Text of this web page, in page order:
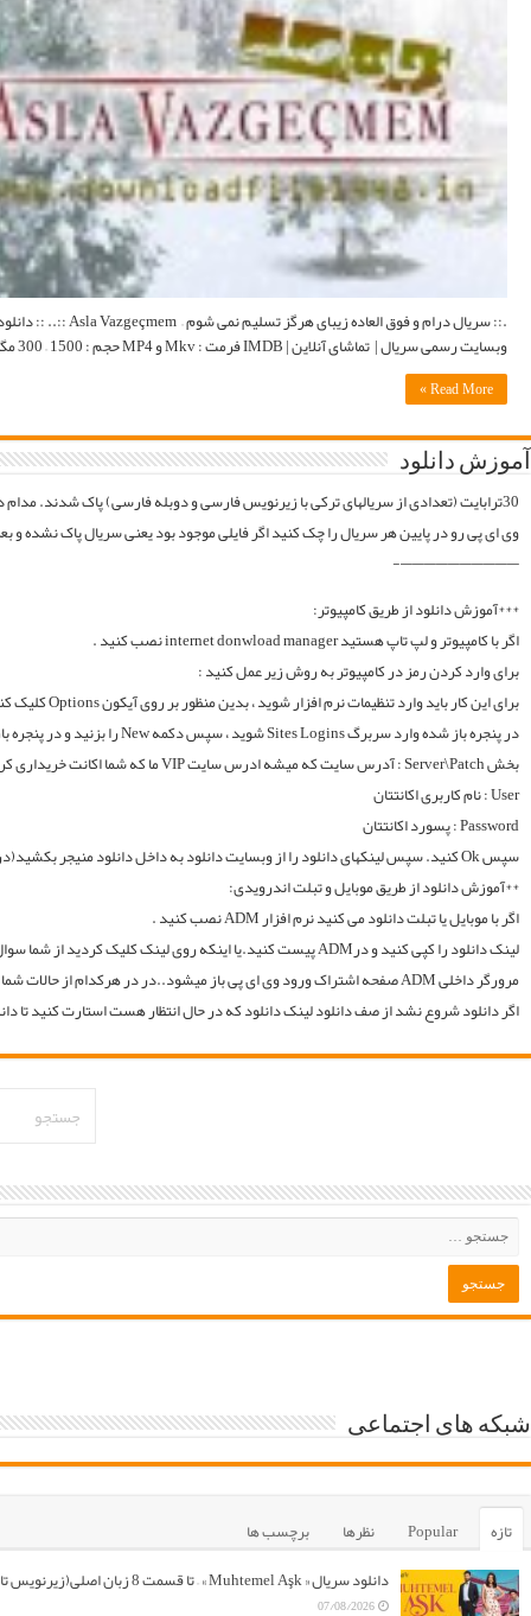
.:: سریال درام و فوق العاده زیبای هرگز تسلیم نمی شوم – Asla Vazgeçmem ::.. :: دانلود سریال ترکی Asla Vazgeçmem به زبان اصلی با زیرنویس فارسی و لینک مستقیم ::. اطلاعات کامل : Wikipedia |
فایلارو گیر آوردیم دوباره آپلود میکنیم. قبل از خرید کردن اول فولدر سریال در سرور
لینک دانلود را کپی کنید و درADM پیست کنید.یا اینکه روی لینک کلیک کردید از شما سوال میکند با چه اپی دانلود شود و شما ADM را انتخاب میکنید.. سپس خود اپ از شما یوزر و پسوورد را سوال میکند یا در